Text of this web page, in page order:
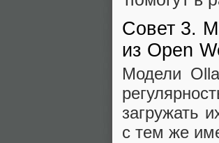
Совет 3.
из Open
Модели
загружать
с тем же